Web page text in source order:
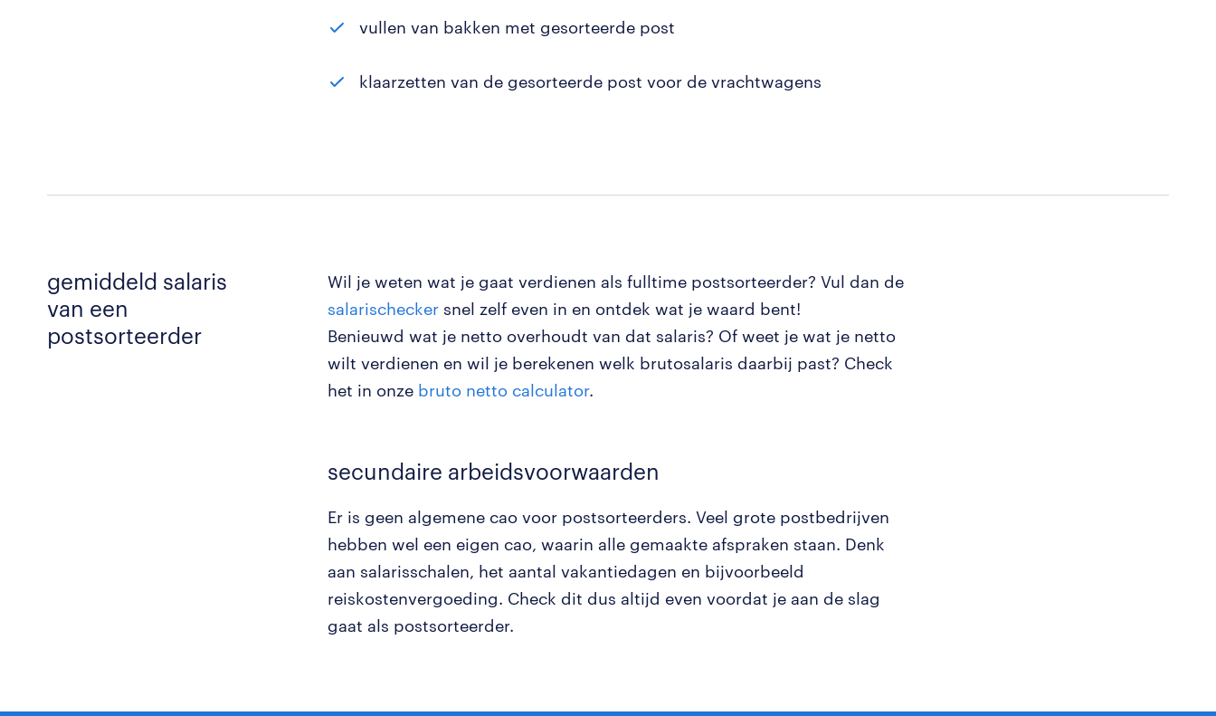
vullen van bakken met gesorteerde post
klaarzetten van de gesorteerde post voor de vrachtwagens
gemiddeld salaris
van een
postsorteerder
Wil je weten wat je gaat verdienen als fulltime postsorteerder? Vul dan de
salarischecker snel zelf even in en ontdek wat je waard bent!
Benieuwd wat je netto overhoudt van dat salaris? Of weet je wat je netto
wilt verdienen en wil je berekenen welk brutosalaris daarbij past? Check
het in onze bruto netto calculator.
secundaire arbeidsvoorwaarden
Er is geen algemene cao voor postsorteerders. Veel grote postbedrijven
hebben wel een eigen cao, waarin alle gemaakte afspraken staan. Denk
aan salarisschalen, het aantal vakantiedagen en bijvoorbeeld
reiskostenvergoeding. Check dit dus altijd even voordat je aan de slag
gaat als postsorteerder.